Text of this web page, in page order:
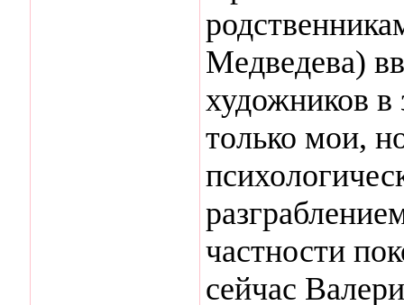
Медведева)
художников
только мои,
частности
сейчас